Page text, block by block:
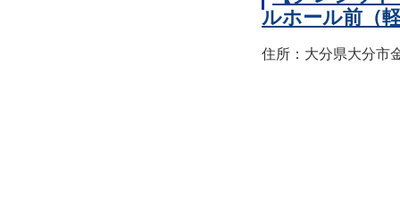
ルホール前（
住所：大分県大分市